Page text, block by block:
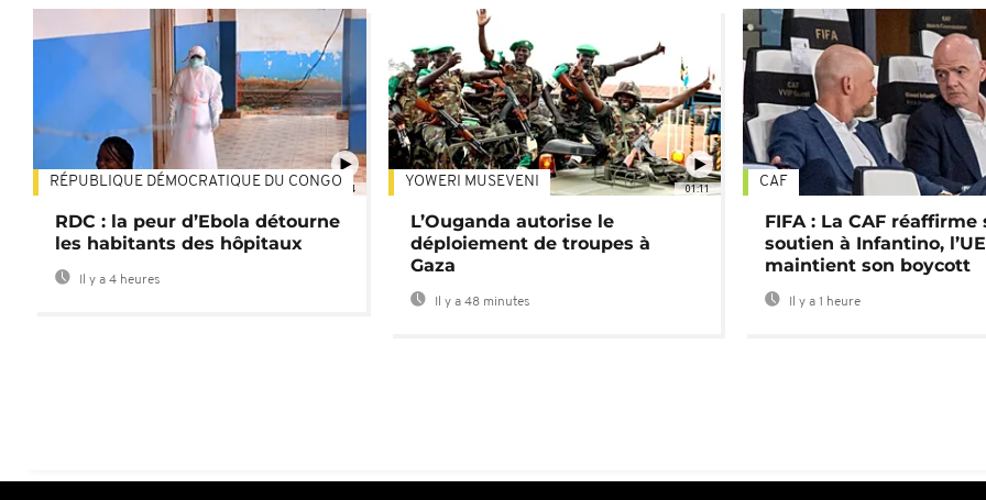
01:34
RÉPUBLIQUE DÉMOCRATIQUE DU CONGO
RDC : la peur d’Ebola détourne
les habitants des hôpitaux
Il y a 4 heures
01:11
YOWERI MUSEVENI
L’Ouganda autorise le
déploiement de troupes à
Gaza
Il y a 48 minutes
CAF
FIFA : La CAF réaffirme
soutien à Infantino,
maintient son boycott
Il y a 1 heure